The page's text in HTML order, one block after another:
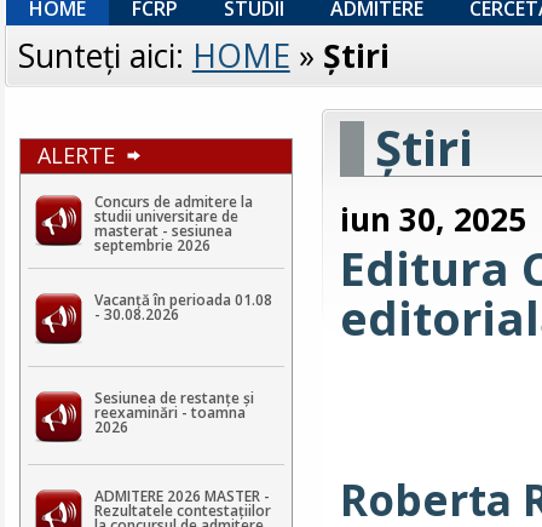
HOME FCRP STUDII ADMITERE
Sunteţi aici: HOME » Ştiri
ALERTE
Concurs de admitere la
studii universitare de
masterat - sesiunea
septembrie 2026
Vacanță în perioada 01.08
- 30.08.2026
Sesiunea de restanțe și
reexaminări - toamna
2026
ADMITERE 2026 MASTER -
Rezultatele contestaţiilor
Ştiri
iun 30, 2025
Editura
Roberta